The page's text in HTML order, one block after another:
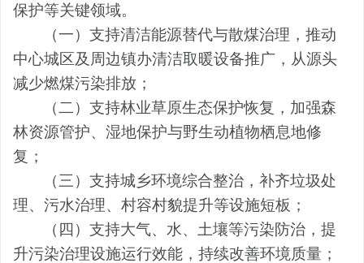
保护等关键领域。
（一）支持清洁能源替代与散煤治理，推动
中心城区及周边镇办清洁取暖设备推广，从源头
减少燃煤污染排放；
（二）支持林业草原生态保护恢复，加强森
林资源管护、湿地保护与野生动植物栖息地修
复；
（三）支持城乡环境综合整治，补齐垃圾处
理、污水治理、村容村貌提升等设施短板；
（四）支持大气、水、土壤等污染防治，提
升污染治理设施运行效能，持续改善环境质量；